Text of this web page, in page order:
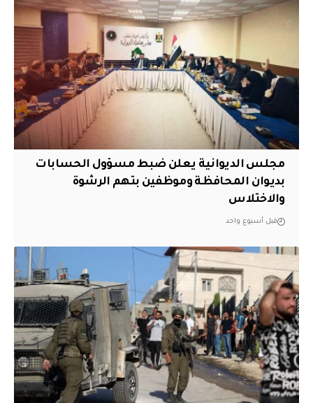
مجلس الديوانية يعلن ضبط مسؤول الحسابات
بديوان المحافظة وموظفين بتهم الرشوة
والاختلاس
قبل أسبوع واحد